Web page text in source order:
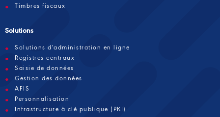
Timbres fiscaux
Solutions
Solutions d'administration en ligne
Registres centraux
Saisie de données
Gestion des données
AFIS
Personnalisation
Infrastructure à clé publique (PKI)